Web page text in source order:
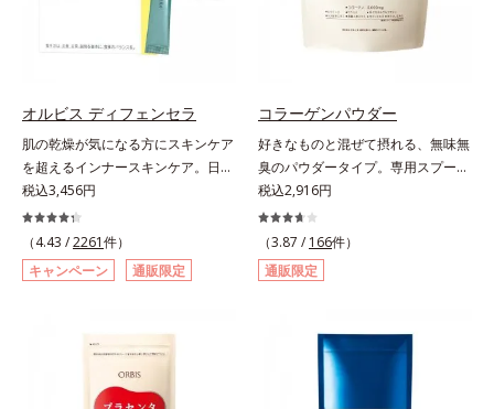
ゴ糖＆酵素」、いつだってイキイ
キ、あなたらしい表情をサポートす
る「ビタミンB群＆アミノ酸」、ス
クリアな1日のスタートに「ビタミ
ンA＆ルテイン」、紫外線を気にか
ける女性こそ不足しやすい栄養素を
チャージして、安定した美しさをサ
ポートする「カルシウム＆ビタミン
D」の全６種類。体の中からキレイ
の土台を整え、美しさの次の一歩を
引き出します。水なしでOK、持ち
ージ。フルーツ風味だから、おやつ
感覚でおいしく楽しく続けられま
けのケアなので、夏対策にありがち
な不快感やストレスは無し！ 時短
ケアにもなるため、忙しい方にもお
に早速、毎日2粒（目安）の新習慣
を始めましょう。* 紫外線などによ
り失われるビタミンCを中心とした
栄養成分の補給
オルビス ディフェンセラ
肌の乾燥が気になる方にスキンケア
を超えるインナースキンケア。日本
初(*1)“肌にもトクホ(*2)”！肌の乾燥
が気になる方に。高純度に精製した
米胚芽由来のグルコシルセラミドを
配合。「肌の水分を逃しにくくする
ため、肌の乾燥が気になる方に適し
アです。“飲むスキンケア”だから、
顔だけでなく、背中や足など、スキ
ンケア機能は全身にも。なかなか手
税込3,456円
（4.43 /2261件）
キャンペーン
通販限定
コラーゲンパウダー
好きなものと混ぜて摂れる、無味無
臭のパウダータイプ。専用スプーン
1杯で、ハリと弾力のある毎日に欠
かせない「コラーゲン」5,000㎎を
手軽に摂れる美容パウダーです。無
味無臭で飲み物や料理に影響がな
く、冷たい飲み物にも簡単に溶ける
税込2,916円
（3.87 / 166件）
通販限定